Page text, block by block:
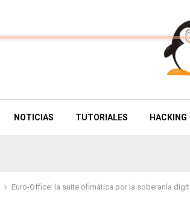
NOTICIAS TUTORIALES HACKING
Euro-Office: la suite ofimática por la soberanía